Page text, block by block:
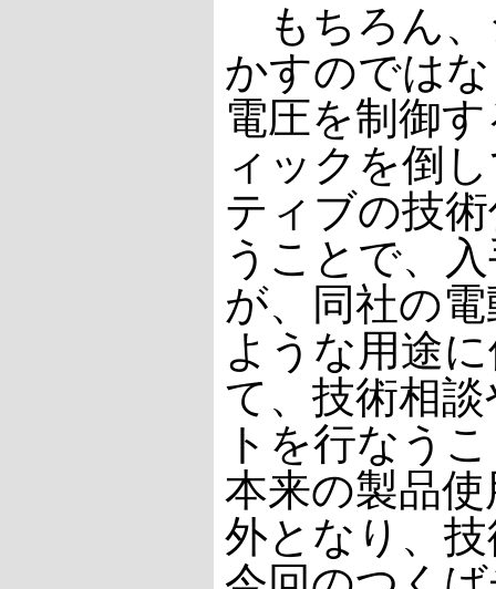
もちろん、
かすのでは
電圧を制御
ィックを倒
ティブの技
うことで、
が、同社の
ような用途
て、技術相
トを行なう
本来の製品
外となり、